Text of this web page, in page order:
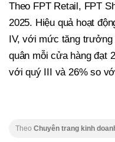
Theo FPT Retail, FPT
2025. Hiệu quả hoạt
IV, với mức tăng
quân mỗi cửa hàng đạt
với quý III và 26% so
Theo Chuyên trang kinh